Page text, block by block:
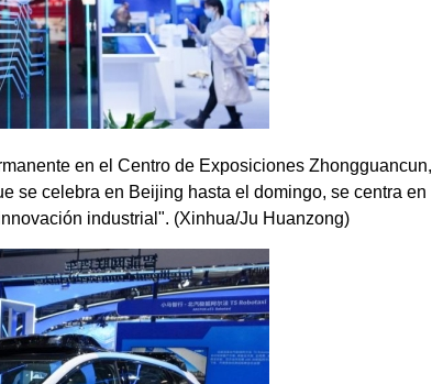
en el Centro de Exposiciones Zhongguancun,
se celebra en Beijing hasta el domingo, se centra en
industrial". (Xinhua/Ju Huanzong)